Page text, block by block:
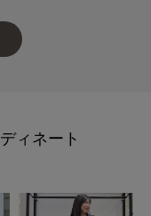
ィネート